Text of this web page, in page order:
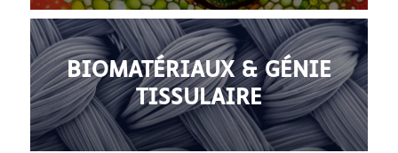
BIOMATÉRIAUX & GÉNIE
TISSULAIRE